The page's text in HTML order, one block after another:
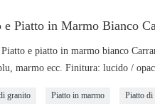
e Piatto in Marmo Bianco
e piatto in marmo bianco
marmo ecc. Finitura: lucido /
granito Piatto in marmo Piatto di